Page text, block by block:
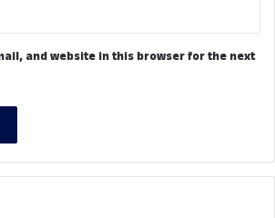
and website in this browser for the next